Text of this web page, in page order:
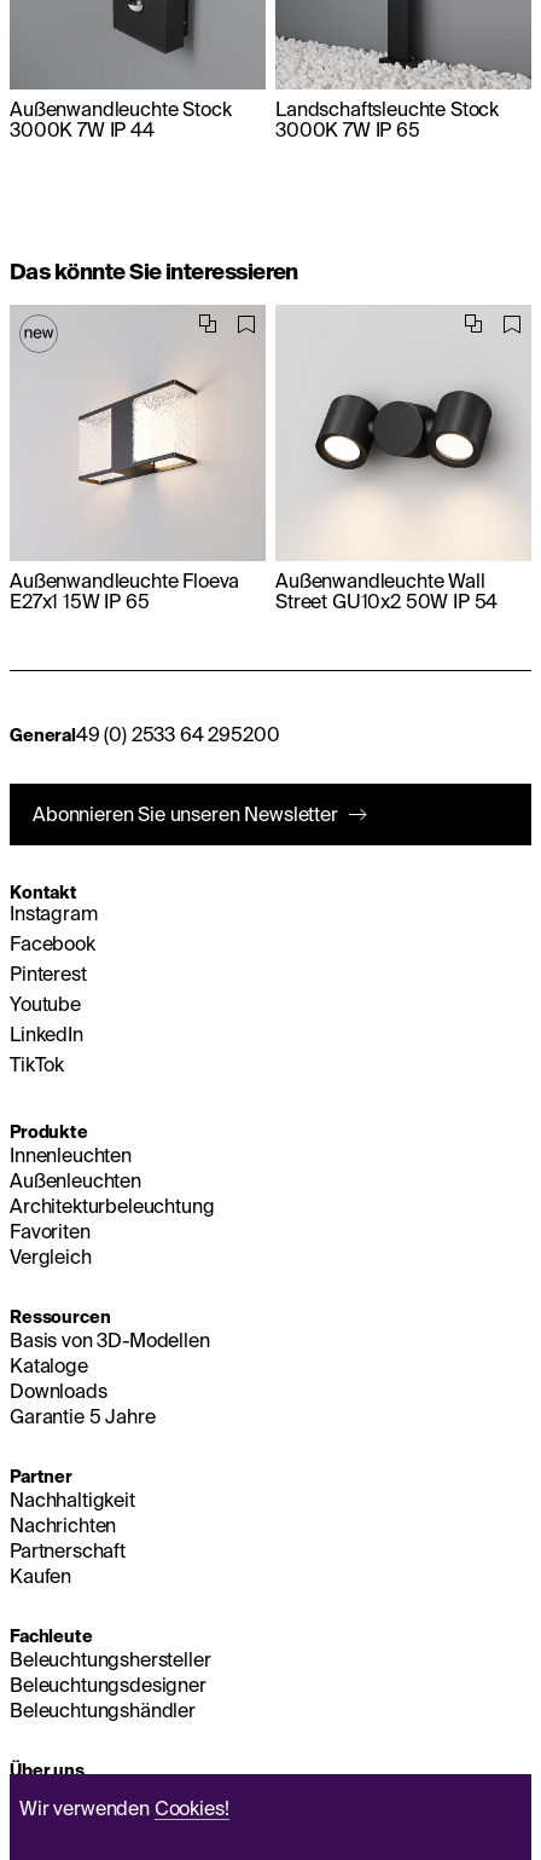
Außenwandleuchte Stock
3000K 7W IP 44
Landschaftsleuchte Stock
3000K 7W IP 65
Das könnte Sie interessieren
Außenwandleuchte Floeva
E27x1 15W IP 65
Außenwandleuchte Wall
Street GU10x2 50W IP 54
Wir verwenden Cookies!
General 49 (0) 2533 64 295200
Abonnieren Sie unseren Newsletter
Kontakt
Instagram
Facebook
Pinterest
Youtube
LinkedIn
TikTok
Produkte
Innenleuchten
Außenleuchten
Architekturbeleuchtung
Favoriten
Vergleich
Ressourcen
Basis von 3D-Modellen
Kataloge
Downloads
Garantie 5 Jahre
Partner
Nachhaltigkeit
Nachrichten
Partnerschaft
Kaufen
Fachleute
Beleuchtungshersteller
Beleuchtungsdesigner
Beleuchtungshändler
Über uns
Hauptsitz